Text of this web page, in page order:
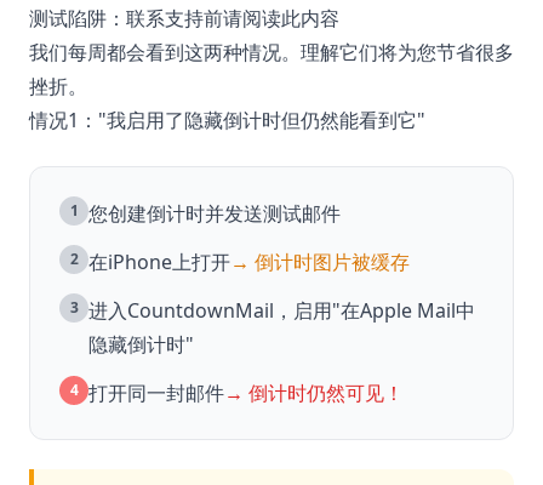
测试陷阱：联系支持前请阅读此内容
我们每周都会看到这两种情况。理解它们将为您节省很多
挫折。
情况1："我启用了隐藏倒计时但仍然能看到它"
1 您创建倒计时并发送测试邮件
2 在iPhone上打开→ 倒计时图片被缓存
3 进入CountdownMail，启用"在Apple Mail中
隐藏倒计时"
4 打开同一封邮件→ 倒计时仍然可见！